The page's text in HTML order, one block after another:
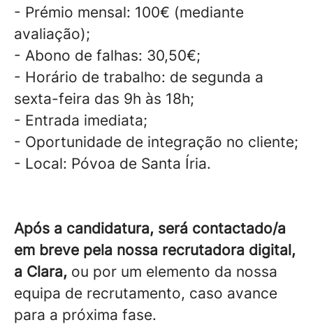
- Prémio mensal: 100€ (mediante
avaliação);
- Abono de falhas: 30,50€;
- Horário de trabalho: de segunda a
sexta-feira das 9h às 18h;
- Entrada imediata;
- Oportunidade de integração no cliente;
- Local: Póvoa de Santa Íria.
Após a candidatura, será contactado/a
em breve pela nossa recrutadora digital,
a Clara, ou por um elemento da nossa
equipa de recrutamento, caso avance
para a próxima fase.